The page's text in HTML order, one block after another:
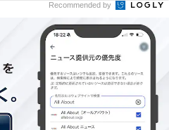
Recommended by